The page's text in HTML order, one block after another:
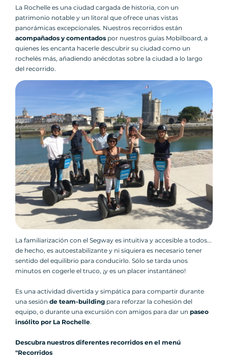
La Rochelle es una ciudad cargada de historia, con un
patrimonio notable y un litoral que ofrece unas vistas
panorámicas excepcionales. Nuestros recorridos están
acompañados y comentados por nuestros guías Mobilboard, a
quienes les encanta hacerle descubrir su ciudad como un
rochelés más, añadiendo anécdotas sobre la ciudad a lo largo
del recorrido.
La familiarización con el Segway es intuitiva y accesible a todos...
de hecho, es autoestabilizante y ni siquiera es necesario tener
sentido del equilibrio para conducirlo. Sólo se tarda unos
minutos en cogerle el truco, ¡y es un placer instantáneo!
Es una actividad divertida y simpática para compartir durante
una sesión de team-building para reforzar la cohesión del
equipo, o durante una excursión con amigos para dar un paseo
insólito por La Rochelle.
Descubra nuestros diferentes recorridos en el menú
"Recorridos